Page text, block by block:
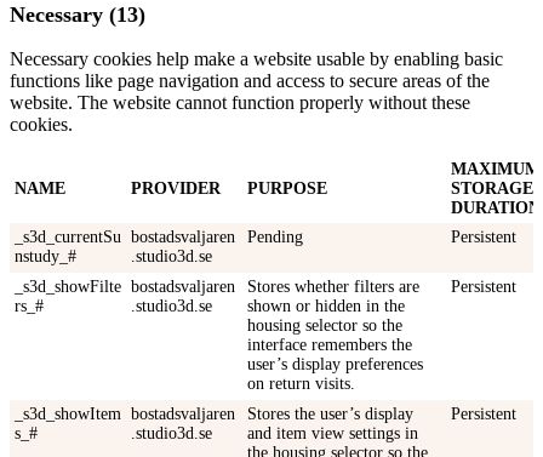
Necessary (13)
Necessary cookies help make a website usable by enabling basic
functions like page navigation and access to secure areas of the
website. The website cannot function properly without these
cookies.
NAME PROVIDER PURPOSE
MAXIMUM
STORAGE
DURATION
_s3d_currentSu
nstudy_#
bostadsvaljaren
.studio3d.se
Pending Persistent
_s3d_showFilte
rs_#
bostadsvaljaren
.studio3d.se
Stores whether filters are
shown or hidden in the
housing selector so the
interface remembers the
user’s display preferences
on return visits.
Persistent
_s3d_showItem
s_#
bostadsvaljaren
.studio3d.se
Stores the user’s display
and item view settings in
the housing selector so the
Persistent